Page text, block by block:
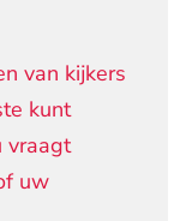
van kijkers
kunt
vraagt
uw